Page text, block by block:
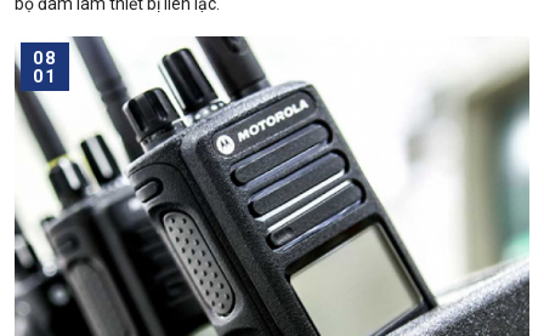
08
01